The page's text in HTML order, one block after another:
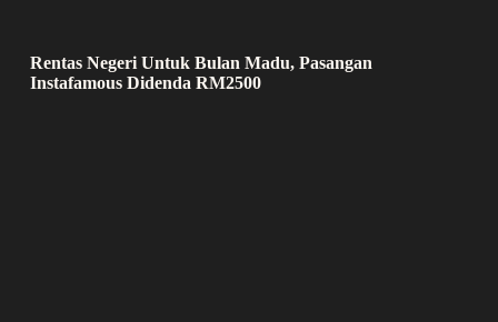
Rentas Negeri Untuk Bulan Madu, Pasangan
Instafamous Didenda RM2500